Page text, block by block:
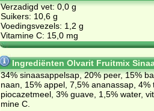
Verzadigd vet: 0,0 g
Suikers: 10,6 g
Voedingsvezels: 1,2 g
Vitamine C: 15,0 mg
Ingrediënten Olvarit Fruitmix
34% si­naas­ap­pel­sap, 20% peer, 15%
naan, 15% ap­pel, 7,5% ana­nas­sap,
pi­o­ca­zet­meel, 3% gu­a­ve, 1,5% wa­ter,
mi­ne C.